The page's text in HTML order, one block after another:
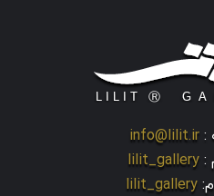
:
info@lilit.ir
:
lilit_gallery
lilit_gallery